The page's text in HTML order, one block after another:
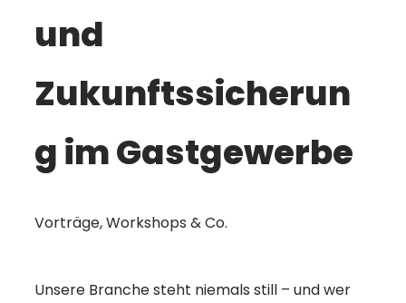
und
Zukunftssicherun
g im Gastgewerbe
Vorträge, Workshops & Co.
Unsere Branche steht niemals still – und wer